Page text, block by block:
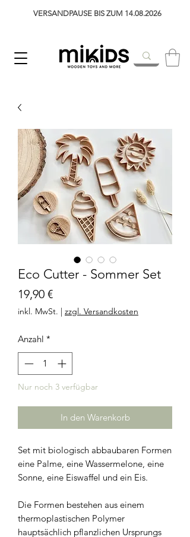
VERSANDPAUSE BIS ZUM 14.08.2026
Eco Cutter - Sommer Set
19,90 €Preis
inkl. MwSt. | zzgl. Versandkosten
Anzahl *
Nur noch 3 verfügbar
In den Warenkorb
Set mit biologisch abbaubaren Formen
eine Palme, eine Wassermelone, eine
Sonne, eine Eiswaffel und ein Eis.
Die Formen bestehen aus einem
thermoplastischen Polymer
hauptsächlich pflanzlichen Ursprungs